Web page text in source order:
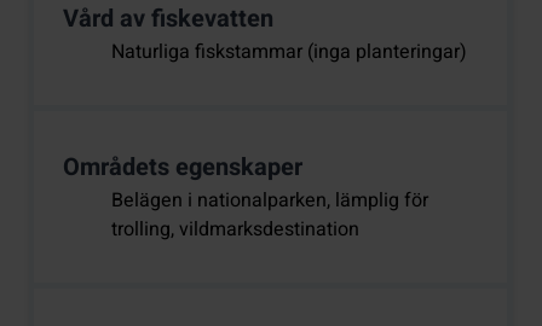
Vård av fiskevatten
Naturliga fiskstammar (inga planteringar)
Områdets egenskaper
Belägen i nationalparken, lämplig för
trolling, vildmarksdestination